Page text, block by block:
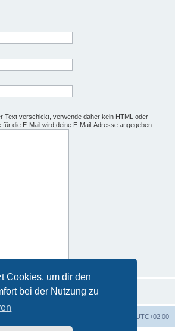
Cookies, um dir den
bei der Nutzung zu
Text verschickt, verwende daher kein HTML oder
die E-Mail wird deine E-Mail-Adresse angegeben.
UTC+02:00